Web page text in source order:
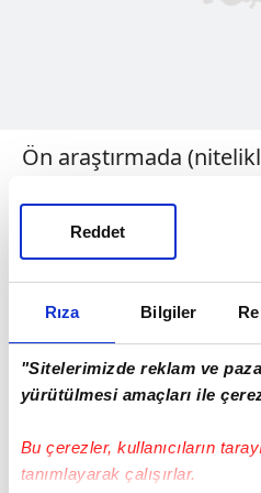
Rıza Bilgiler
"Sitelerimizde reklam ve
yürütülmesi amaçları ile
Bu çerezler, kullanıcıların
tanımlayarak çalışırlar.
Reddet
Ön araştırmada
getirilen 800 görüsü
Kaddor, gençlerin
önyargılarının daha
dili ile aile içerindeki
kaynaklandığının altını
araştırma sonucu
arasındaki Islam
kaynaklandığı, nasıl